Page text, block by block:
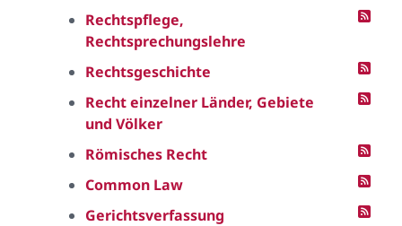
Rechtspflege,
Rechtsprechungslehre
Rechtsgeschichte
Recht einzelner Länder, Gebiete
und Völker
Römisches Recht
Common Law
Gerichtsverfassung